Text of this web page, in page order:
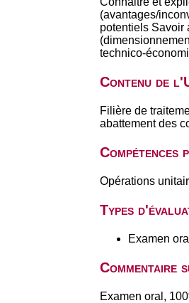
(avantages/
potentiels Savoir
technico-
Contenu de
Filière de
abattement des
Compétences
Opérations
Types
Examen oral
Commentaire
Examen oral,